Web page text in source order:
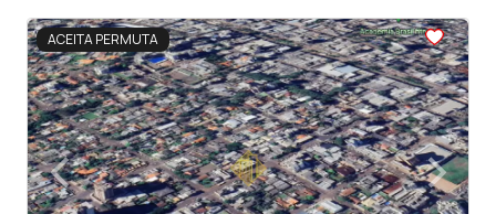
ACEITA PERMUTA
‹Previous ›
Next